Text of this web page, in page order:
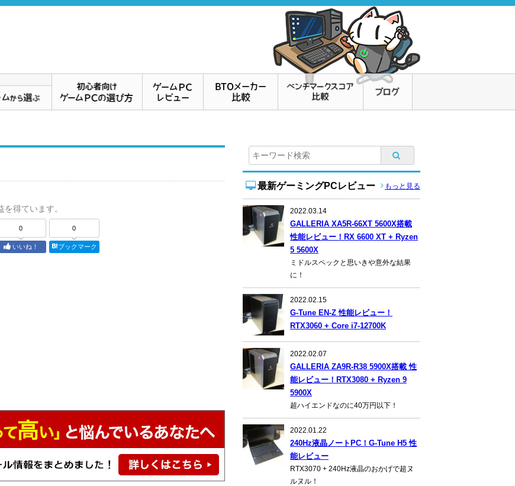
得ています。
0
いいね！
0
ブックマーク
最新ゲーミングPCレビュー もっと見る
2022.03.14
GALLERIA XA5R-66XT 5600X搭載
性能レビュー！RX 6600 XT + Ryzen
5 5600X
ミドルスペックと思いきや意外な結果
に！
2022.02.15
G-Tune EN-Z 性能レビュー！
RTX3060 + Core i7-12700K
2022.02.07
GALLERIA ZA9R-R38 5900X搭載 性
能レビュー！RTX3080 + Ryzen 9
5900X
超ハイエンドなのに40万円以下！
2022.01.22
240Hz液晶ノートPC！G-Tune H5 性
能レビュー
RTX3070 + 240Hz液晶のおかげで超ヌ
ルヌル！